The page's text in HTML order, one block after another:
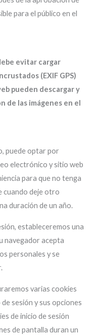
para el público en el
evitar cargar
(EXIF GPS)
pueden descargar y
de las imágenes en el
puede optar por
electrónico y sitio web
para que no tenga
cuando deje otro
duración de un año.
estableceremos una
navegador acepta
personales y se
varias cookies
sesión y sus opciones
de inicio de sesión
de pantalla duran un